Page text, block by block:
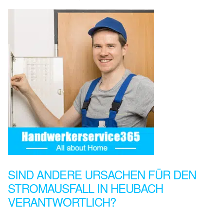
SIND ANDERE URSACHEN FÜR DEN
STROMAUSFALL IN HEUBACH
VERANTWORTLICH?